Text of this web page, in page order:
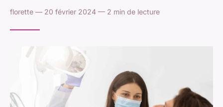
florette — 20 février 2024 — 2 min de lecture